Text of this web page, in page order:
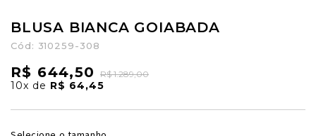
BLUSA BIANCA GOIABADA
Cód: 310259-308
R$ 644,50 R$ 1.289,00
10x de R$ 64,45